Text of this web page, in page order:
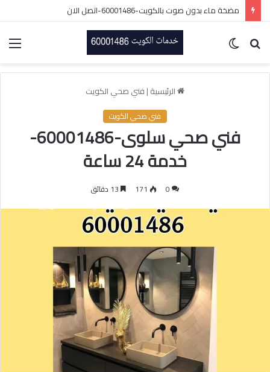
تصليح سخانات مركزيه الكويت/60001486/فني سخانات بالكويت
بحث
الرئيسية | فني صحي الكويت
فني صحي الكويت
فني صحي سلوى-60001486-
خدمة 24 ساعة
0
171